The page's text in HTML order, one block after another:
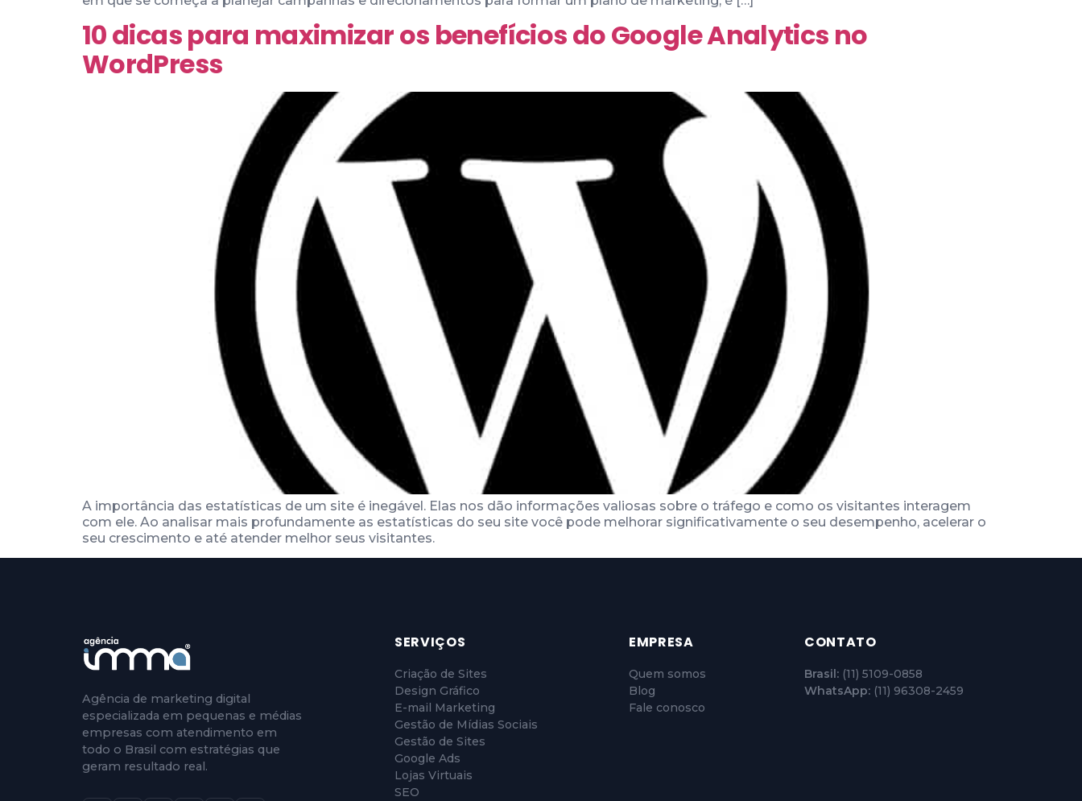
10 dicas para maximizar os benefícios do Google Analytics no
WordPress
A importância das estatísticas de um site é inegável. Elas nos dão informações valiosas sobre o tráfego e como os visitantes interagem
com ele. Ao analisar mais profundamente as estatísticas do seu site você pode melhorar significativamente o seu desempenho, acelerar o
seu crescimento e até atender melhor seus visitantes.
Agência de marketing digital
especializada em pequenas e médias
empresas com atendimento em
todo o Brasil com estratégias que
geram resultado real.
SERVIÇOS
Criação de Sites
Design Gráfico
E-mail Marketing
Gestão de Mídias Sociais
Gestão de Sites
Google Ads
Lojas Virtuais
SEO
EMPRESA
Quem somos
Blog
Fale conosco
CONTATO
Brasil: (11) 5109-0858
WhatsApp: (11) 96308-2459